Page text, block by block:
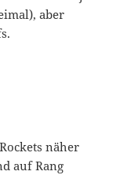
aber
näher
auf Rang